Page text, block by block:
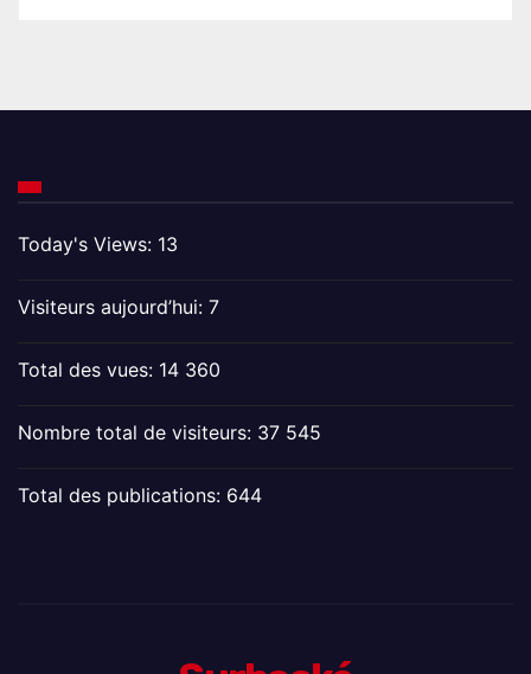
Today's Views: 13
Visiteurs aujourd’hui: 7
Total des vues: 14 360
Nombre total de visiteurs: 37 545
Total des publications: 644